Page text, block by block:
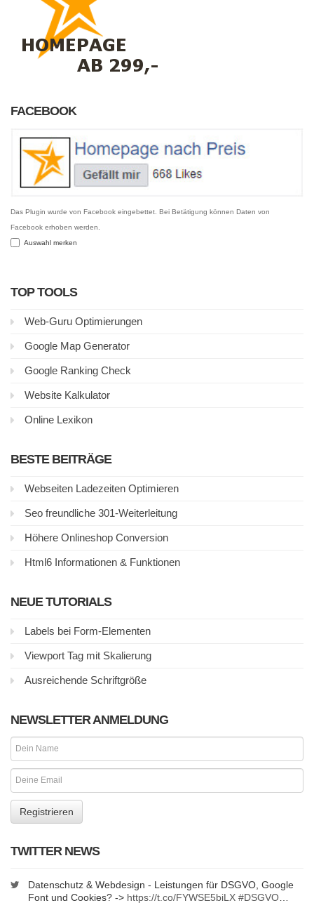
FACEBOOK
Das Plugin wurde von Facebook eingebettet. Bei Betätigung können Daten von
Facebook erhoben werden.
Auswahl merken
TOP TOOLS
Web-Guru Optimierungen
Google Map Generator
Google Ranking Check
Website Kalkulator
Online Lexikon
BESTE BEITRÄGE
Webseiten Ladezeiten Optimieren
Seo freundliche 301-Weiterleitung
Höhere Onlineshop Conversion
Html6 Informationen & Funktionen
NEUE TUTORIALS
Labels bei Form-Elementen
Viewport Tag mit Skalierung
Ausreichende Schriftgröße
NEWSLETTER ANMELDUNG
TWITTER NEWS
Datenschutz & Webdesign - Leistungen für DSGVO, Google
Font und Cookies? -> https://t.co/FYWSE5biLX #DSGVO